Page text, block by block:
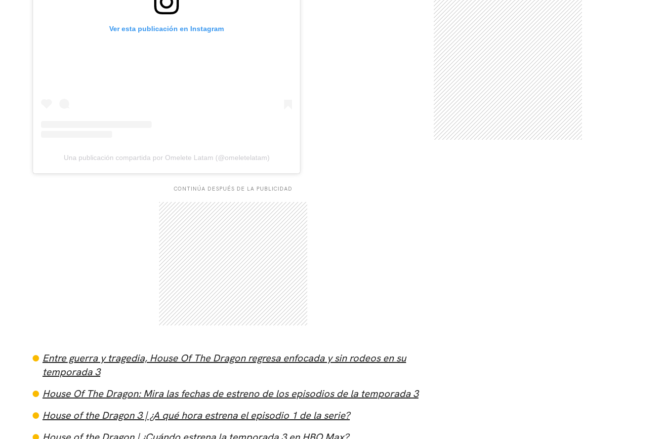
Ver esta publicación en Instagram
Una publicación compartida por Omelete Latam (@omeletelatam)
CONTINÚA DESPUÉS DE LA PUBLICIDAD
Entre guerra y tragedia, House Of The Dragon regresa enfocada y sin rodeos en su
temporada 3
House Of The Dragon: Mira las fechas de estreno de los episodios de la temporada 3
House of the Dragon 3 | ¿A qué hora estrena el episodio 1 de la serie?
CARREGANDO PUBLICIDADE